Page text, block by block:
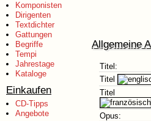
Komponisten
Dirigenten
Textdichter
Gattungen
Begriffe
Tempi
Jahrestage
Kataloge
Einkaufen
CD-Tipps
Angebote
Allgemeine
Titel:
Titel
Titel
Opus: